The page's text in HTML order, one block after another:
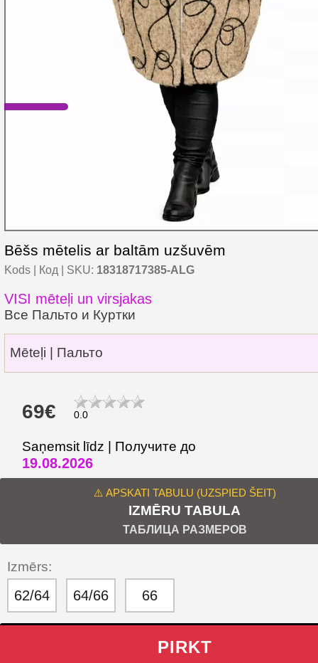
Bēšs mētelis ar baltām uzšuvēm
Kods | Код | SKU: 18318717385-ALG
VISI mēteļi un virsjakas
Все Пальто и Куртки
Mēteļi | Пальто
69€ 0.0
Saņemsit līdz | Получите до
19.08.2026
⚠️ APSKATI TABULU (UZSPIED ŠEIT)
IZMĒRU TABULA
ТАБЛИЦА РАЗМЕРОВ
Izmērs:
62/64 64/66 66
PIRKT